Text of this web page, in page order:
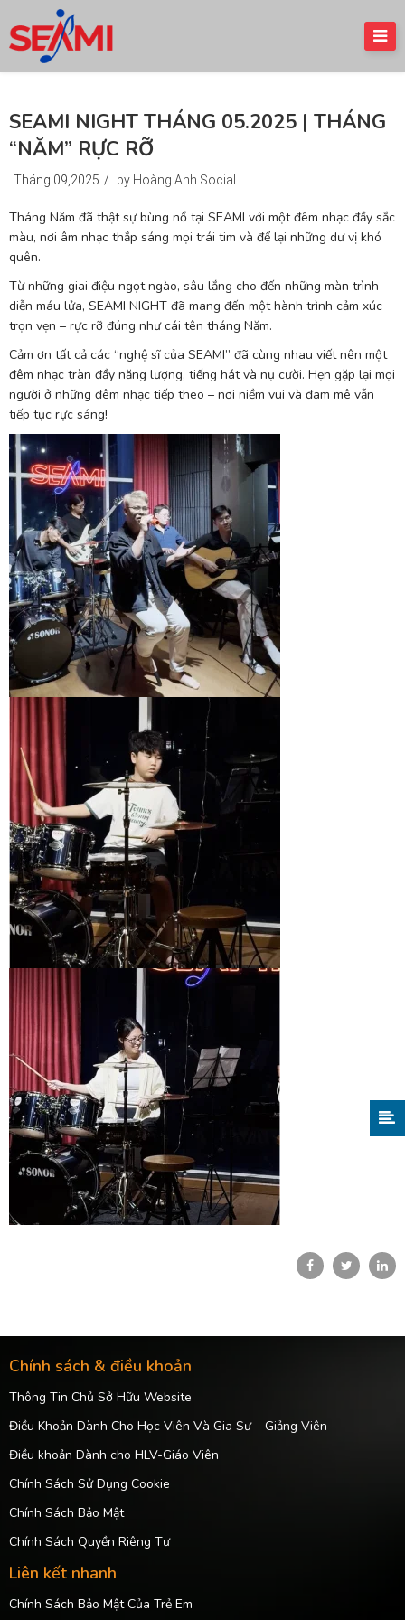
SEAMI NIGHT THÁNG 05.2025 | THÁNG
“NĂM” RỰC RỠ
Tháng 09,2025 / by Hoàng Anh Social
Tháng Năm đã thật sự bùng nổ tại SEAMI với một đêm nhạc đầy sắc
màu, nơi âm nhạc thắp sáng mọi trái tim và để lại những dư vị khó
quên.
Từ những giai điệu ngọt ngào, sâu lắng cho đến những màn trình
diễn máu lửa, SEAMI NIGHT đã mang đến một hành trình cảm xúc
trọn vẹn – rực rỡ đúng như cái tên tháng Năm.
Cảm ơn tất cả các “nghệ sĩ của SEAMI” đã cùng nhau viết nên một
đêm nhạc tràn đầy năng lượng, tiếng hát và nụ cười. Hẹn gặp lại mọi
người ở những đêm nhạc tiếp theo – nơi niềm vui và đam mê vẫn
tiếp tục rực sáng!
Chính sách & điều khoản
Thông Tin Chủ Sở Hữu Website
Điều Khoản Dành Cho Học Viên Và Gia Sư – Giảng Viên
Điều khoản Dành cho HLV-Giáo Viên
Chính Sách Sử Dụng Cookie
Chính Sách Bảo Mật
Chính Sách Quyền Riêng Tư
Liên kết nhanh
Chính Sách Bảo Mật Của Trẻ Em